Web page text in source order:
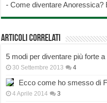
-Come diventare Anoressica?
Articoli correlati
5 modi per diventare più forte
30 Settembre 2013 4
Ecco come ho smesso di
4 Aprile 2014 3